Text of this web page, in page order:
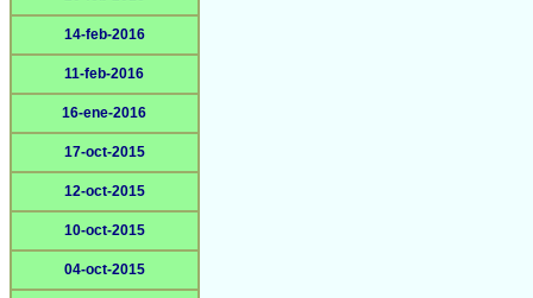
14-feb-2016
11-feb-2016
16-ene-2016
17-oct-2015
12-oct-2015
10-oct-2015
04-oct-2015